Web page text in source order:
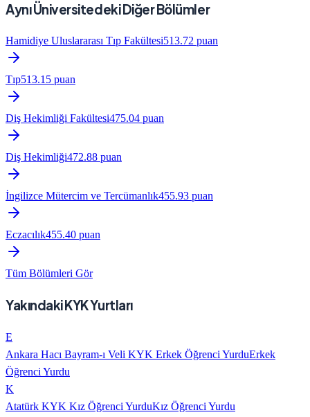
Aynı Üniversitedeki Diğer Bölümler
Hamidiye Uluslararası Tıp Fakültesi513.72 puan
Tıp513.15 puan
Diş Hekimliği Fakültesi475.04 puan
Diş Hekimliği472.88 puan
İngilizce Mütercim ve Tercümanlık455.93 puan
Eczacılık455.40 puan
Tüm Bölümleri Gör
Yakındaki KYK Yurtları
E
Ankara Hacı Bayram-ı Veli KYK Erkek Öğrenci YurduErkek
Öğrenci Yurdu
K
Atatürk KYK Kız Öğrenci YurduKız Öğrenci Yurdu